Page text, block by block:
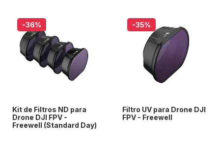
-36%
Kit de Filtros ND para
Drone DJI FPV -
Freewell (Standard Day)
-35%
Filtro UV para Drone DJI
FPV - Freewell